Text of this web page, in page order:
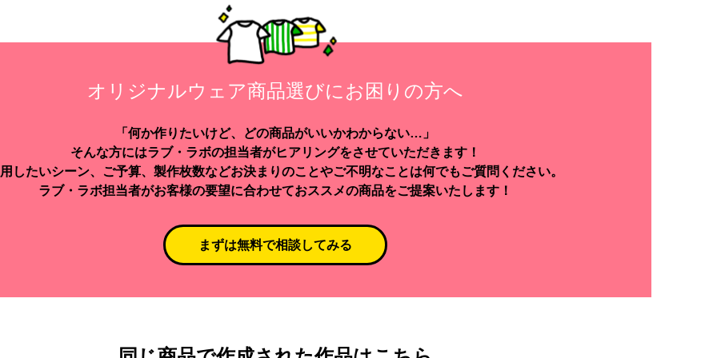
オリジナルウェア商品選びにお困りの方へ
「何か作りたいけど、どの商品がいいかわからない…」
そんな方にはラブ・ラボの担当者がヒアリングをさせていただきます！
したいシーン、ご予算、製作枚数などお決まりのことやご不明なことは何でもご質問ください。
ラブ・ラボ担当者がお客様の要望に合わせておススメの商品をご提案いたします！
まずは無料で相談してみる